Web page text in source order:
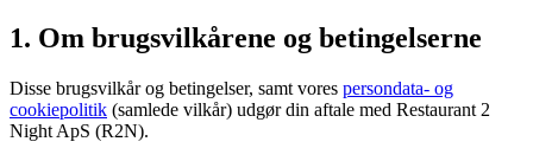
1. Om brugsvilkårene og betingelserne
Disse brugsvilkår og betingelser, samt vores persondata- og
cookiepolitik (samlede vilkår) udgør din aftale med Restaurant 2
Night ApS (R2N).